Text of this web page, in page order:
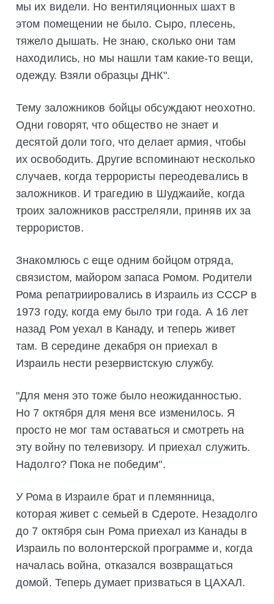
мы их видели. Но вентиляционных шахт в
этом помещении не было. Сыро, плесень,
тяжело дышать. Не знаю, сколько они там
находились, но мы нашли там какие-то вещи,
одежду. Взяли образцы ДНК".
Тему заложников бойцы обсуждают неохотно.
Одни говорят, что общество не знает и
десятой доли того, что делает армия, чтобы
их освободить. Другие вспоминают несколько
случаев, когда террористы переодевались в
заложников. И трагедию в Шуджаийе, когда
троих заложников расстреляли, приняв их за
террористов.
Знакомлюсь с еще одним бойцом отряда,
связистом, майором запаса Ромом. Родители
Рома репатриировались в Израиль из СССР в
1973 году, когда ему было три года. А 16 лет
назад Ром уехал в Канаду, и теперь живет
там. В середине декабря он приехал в
Израиль нести резервистскую службу.
"Для меня это тоже было неожиданностью.
Но 7 октября для меня все изменилось. Я
просто не мог там оставаться и смотреть на
эту войну по телевизору. И приехал служить.
Надолго? Пока не победим".
У Рома в Израиле брат и племянница,
которая живет с семьей в Сдероте. Незадолго
до 7 октября сын Рома приехал из Канады в
Израиль по волонтерской программе и, когда
началась война, отказался возвращаться
домой. Теперь думает призваться в ЦАХАЛ.